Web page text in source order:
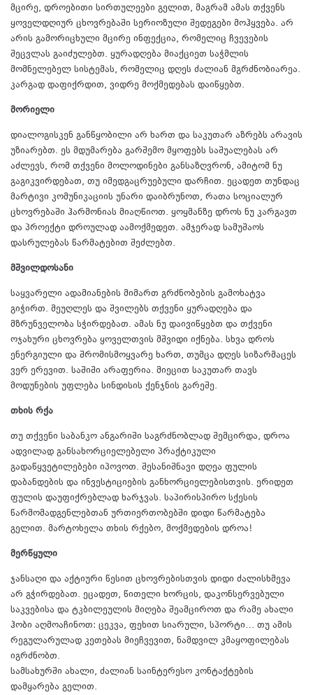
მცირე, დროებითი სირთულეები გელით, მაგრამ ამას თქვენს
ყოველდღიურ ცხოვრებაში სერიოზული შედეგები მოჰყვება. არ
არის გამორიცხული მცირე ინფექცია, რომელიც ჩვევების
შეცვლას გაიძულებთ. ყურადღება მიაქციეთ საჭმლის
მომნელებელ სისტემას, რომელიც დღეს ძალიან მგრძნობიარეა.
კარგად დაფიქრდით, ვიდრე მოქმედებას დაიწყებთ.
მორიელი
დიალოგისკენ განწყობილი არ ხართ და საკუთარ აზრებს არავის
უზიარებთ. ეს მდუმარება გარშემო მყოფებს საშუალებას არ
აძლევს, რომ თქვენი მოლოდინები განსაზღვრონ, ამიტომ ნუ
გაგიკვირდებათ, თუ იმედგაცრუებული დარჩით. ეცადეთ თუნდაც
მარტივი კომუნიკაციის უნარი დაიბრუნოთ, რათა სოციალურ
ცხოვრებაში ჰარმონიას მიაღწიოთ. ყოყმანზე დროს ნუ კარგავთ
და პროექტი დროულად აამოქმედეთ. ამჯერად სამუშაოს
დასრულებას წარმატებით შეძლებთ.
მშვილდოსანი
საყვარელი ადამიანების მიმართ გრძნობების გამოხატვა
გიჭირთ. მეუღლეს და შვილებს თქვენი ყურადღება და
მზრუნველობა სჭირდებათ. ამას ნუ დაივიწყებთ და თქვენი
ოჯახური ცხოვრება ყოველთვის მშვიდი იქნება. სხვა დროს
ენერგიული და შრომისმოყვარე ხართ, თუმცა დღეს სიზარმაცეს
ვერ ერევით. საშიში არაფერია. მიეცით საკუთარ თავს
მოდუნების უფლება სინდისის ქენჯნის გარეშე.
თხის რქა
თუ თქვენი საბანკო ანგარიში საგრძნობლად შემცირდა, დროა
ადვილად განსახორციელებელი პრაქტიკული
გადაწყვეტილებები იპოვოთ. შესანიშნავი დღეა ფულის
დაბანდების და ინვესტიციების განხორციელებისთვის. ერიდეთ
ფულის დაუფიქრებლად ხარჯვას. საპირისპირო სქესის
წარმომადგენლებთან ურთიერთობებში დიდი წარმატება
გელით. მარტოხელა თხის რქებო, მოქმედების დროა!
მერწყული
ჯანსაღი და აქტიური წესით ცხოვრებისთვის დიდი ძალისხმევა
არ გჭირდებათ. ეცადეთ, წითელი ხორცის, დაკონსერვებული
საკვებისა და ტკბილეულის მიღება შეამციროთ და რამე ახალი
ჰობი აღმოაჩინოთ: ცეკვა, ფეხით სიარული, სპორტი… თუ ამის
რეგულარულად კეთებას მიეჩვევით, ნამდვილ კმაყოფილებას
იგრძნობთ.
სამსახურში ახალი, ძალიან საინტერესო კონტაქტების
დამყარება გელით.